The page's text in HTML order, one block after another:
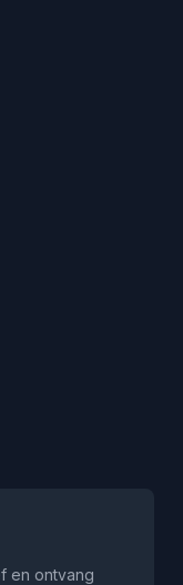
en ontvang